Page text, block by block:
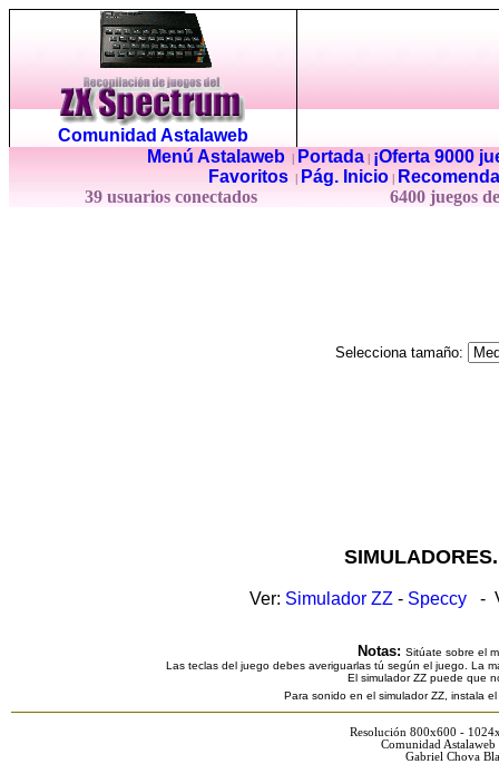
Comunidad Astalaweb
Menú Astalaweb| Portada|
¡Oferta 9000
Favoritos
Pág. Inicio
39 usuarios conectados
6400 juegos
Selecciona tamaño:
Ver: Simulador ZZ - Speccy -
Notas: Sitúate sobre el
Las teclas del juego debes averiguarlas tú según el juego. La
El simulador ZZ puede que
Para sonido en el simulador ZZ, instala
Resolución 800x600 -
Comunidad
Gabriel Chova